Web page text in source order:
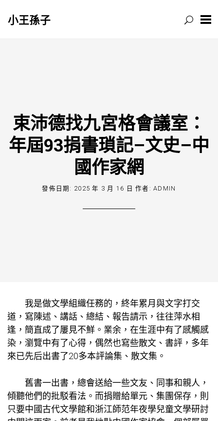
小王孫子
束沛德找九宮格會議室：
年屆93捐書瑣記–文史–中
國作家網
發佈日期: 2025 年 3 月 16 日 作者:ADMIN
我是做文學組織任務的，終年累月與文字打交
道，寫陳述、講話、總結、報告請示，往往萍水相
逢，簡直成了屢見不鮮。業余，在生涯中有了感觸感
染，瀏覽中有了心得，偶然也寫些散文、書評，多年
來已先后出書了20多本評論集、散文集。
舊書一出書，總會送給一些文友、同事和親人，
傾聽他們的批駁看法。而捐贈給單元、集團保存，則
只要中國古代文學館和浙江師范年夜學兒童文學研討